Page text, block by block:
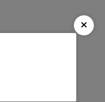
×